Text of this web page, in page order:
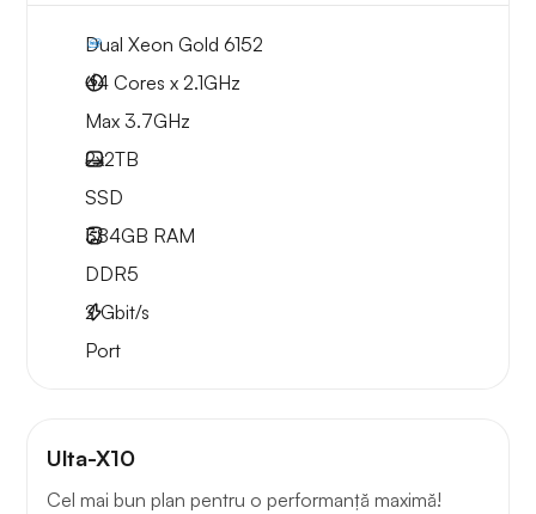
Dual Xeon Gold 6152
44 Cores x 2.1GHz
Max 3.7GHz
2x2TB
SSD
384GB RAM
DDR5
2Gbit/s
Port
Ulta-X10
Cel mai bun plan pentru o performanță maximă!